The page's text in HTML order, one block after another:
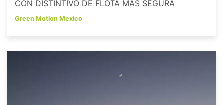
CON DISTINTIVO DE FLOTA MÁS SEGURA
Green Motion Mexico